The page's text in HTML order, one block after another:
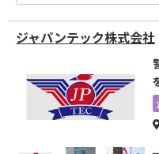
ジャパンテック株式会社